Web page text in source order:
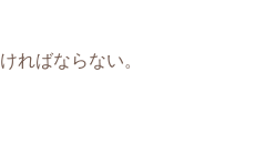
ればならない。